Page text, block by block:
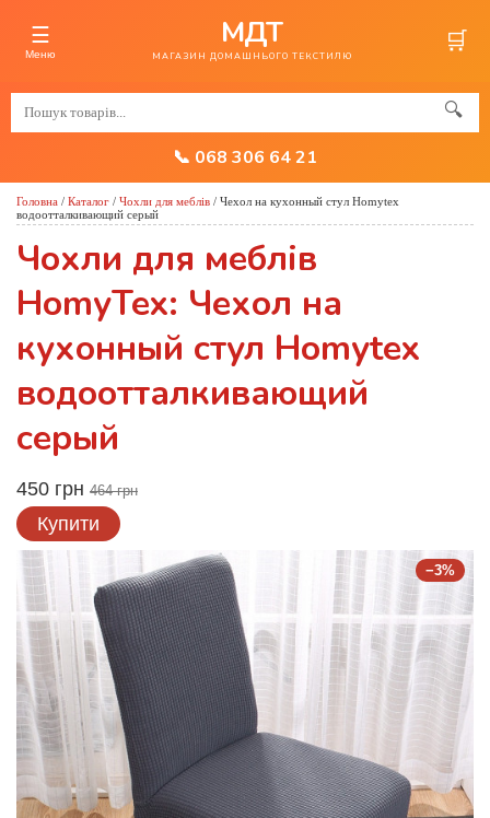
☰
Меню
МДТ
МАГАЗИН ДОМАШНЬОГО ТЕКСТИЛЮ 🛒
🔍
📞 068 306 64 21
Головна / Каталог / Чохли для меблів / Чехол на кухонный стул Homytex
водоотталкивающий серый
Чохли для меблів
HomyTex: Чехол на
кухонный стул Homytex
водоотталкивающий
серый
450 грн 464 грн
Купити
−3%